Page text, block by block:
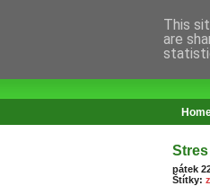
pátek
Štítky:
This
are